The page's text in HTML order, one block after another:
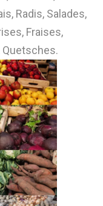
Radis, Salades,
Fraises,